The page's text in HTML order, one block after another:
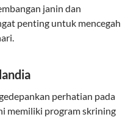
janin dan
penting untuk mencegah
perhatian pada
memiliki program skrining